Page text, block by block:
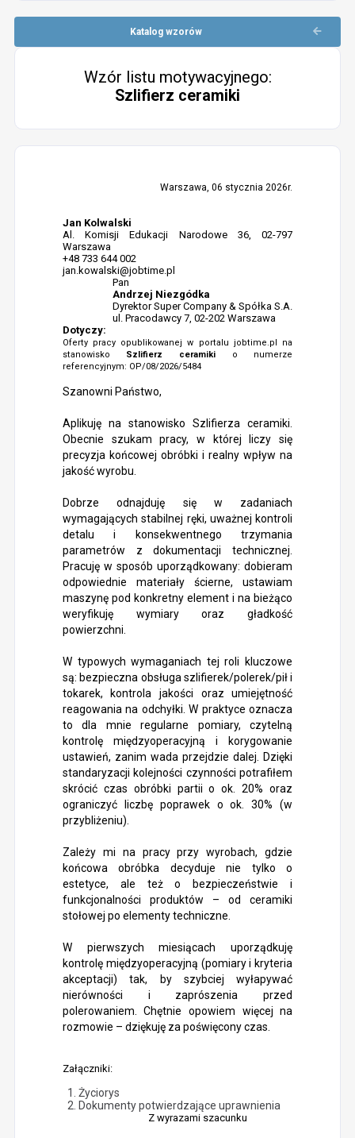
Katalog wzorów
Wzór listu motywacyjnego:
Szlifierz ceramiki
Warszawa, 06 stycznia 2026r.
Jan Kolwalski
Al. Komisji Edukacji Narodowe 36, 02-797
Warszawa
+48 733 644 002
jan.kowalski@jobtime.pl
Pan
Andrzej Niezgódka
Dyrektor Super Company & Spółka S.A.
ul. Pracodawcy 7, 02-202 Warszawa
Dotyczy:
Oferty pracy opublikowanej w portalu jobtime.pl na
stanowisko Szlifierz ceramiki o numerze
referencyjnym: OP/08/2026/5484
Szanowni Państwo,
Aplikuję na stanowisko Szlifierza ceramiki.
Obecnie szukam pracy, w której liczy się
precyzja końcowej obróbki i realny wpływ na
jakość wyrobu.
Dobrze odnajduję się w zadaniach
wymagających stabilnej ręki, uważnej kontroli
detalu i konsekwentnego trzymania
parametrów z dokumentacji technicznej.
Pracuję w sposób uporządkowany: dobieram
odpowiednie materiały ścierne, ustawiam
maszynę pod konkretny element i na bieżąco
weryfikuję wymiary oraz gładkość
powierzchni.
W typowych wymaganiach tej roli kluczowe
są: bezpieczna obsługa szlifierek/polerek/pił i
tokarek, kontrola jakości oraz umiejętność
reagowania na odchyłki. W praktyce oznacza
to dla mnie regularne pomiary, czytelną
kontrolę międzyoperacyjną i korygowanie
ustawień, zanim wada przejdzie dalej. Dzięki
standaryzacji kolejności czynności potrafiłem
skrócić czas obróbki partii o ok. 20% oraz
ograniczyć liczbę poprawek o ok. 30% (w
przybliżeniu).
Zależy mi na pracy przy wyrobach, gdzie
końcowa obróbka decyduje nie tylko o
estetyce, ale też o bezpieczeństwie i
funkcjonalności produktów – od ceramiki
stołowej po elementy techniczne.
W pierwszych miesiącach uporządkuję
kontrolę międzyoperacyjną (pomiary i kryteria
akceptacji) tak, by szybciej wyłapywać
nierówności i zaprószenia przed
polerowaniem. Chętnie opowiem więcej na
rozmowie – dziękuję za poświęcony czas.
Załączniki:
Życiorys
Dokumenty potwierdzające uprawnienia
Z wyrazami szacunku